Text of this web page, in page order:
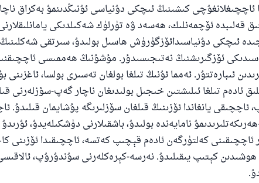
ئاچچىغلانغۇچى كىشىنىڭ ئىچكى دۇنياسى ئۇنىڭدىنمۇ بەكراق
قەلىبدە ئۆچمەنلىك، ھەسەد ۋە تۈرلۈك شەكىلدىكى
ئىچكى دۇنياسىدائۆزگۈرۈش ھاسىل بولىدۇ، سىرتقى
ئۆزگىرىشنىڭ نەتىجىسىدۇر. مۇشۇنىڭ ھەممىسى
ئىبارەتتۇر. ئەمما ئۇنىڭ تىلغا بولغان تەسىرى بولسا،
ئادەم تىلغا ئىلىشتىن خىجىل بولىدىغان ناچار گەپ-سۆزلەرنى
ئاچچىقى يانغاندا ئۆزىنىڭ قىلغان سۆزلىرىگە پۇشايمان قىلىدۇ.
نامايەندە بولىدۇ، باشقىلارنى دۈشكىلەيدۇ،
ئاچچىقىنى كەلتۈرگەن ئادەم قېچىپ كەتسە، ئاچچىقىدا ئۆزىنى
كېتىپ يىقىلىدۇ. نەرسە-كېرەكلەرنى سۇندۇرۇپ،